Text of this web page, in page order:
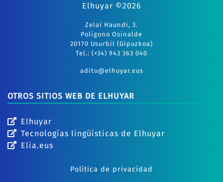
Elhuyar ©2026
Zelai Haundi, 3.
Polígono Osinalde
20170 Usurbil (Gipuzkoa)
Tel.: (+34) 943 363 040
aditu@elhuyar.eus
OTROS SITIOS WEB DE ELHUYAR
Elhuyar
Tecnologías lingüísticas de Elhuyar
Elia.eus
Política de privacidad